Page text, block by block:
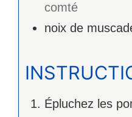
comté
noix de
Épluchez les